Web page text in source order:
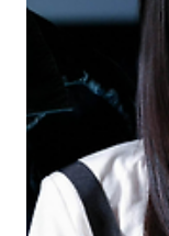
우, 소속사에 3억 위안
미디어(丝芭传배우
럼 예쁜 배우 "쥐징이(
yi, Cecily 제가 중드에